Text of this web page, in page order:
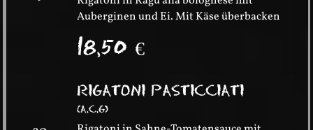
Auberginen und Ei. Mit Käse überbacken
18,50€
RIGATONI PASTICCIATI
(A,C,G)